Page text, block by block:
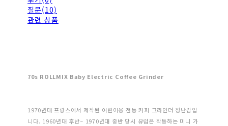
질문(10)
관련 상품
70s ROLLMIX Baby Electric Coffee Grinder
1970년대 프랑스에서 제작된 어린이용 전동 커피 그라인더 장난감입
니다. 1960년대 후반~ 1970년대 중반 당시 유럽은 작동하는 미니 가